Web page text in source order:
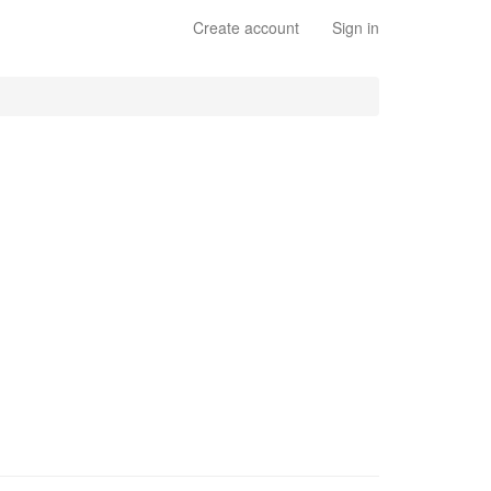
Create account Sign in